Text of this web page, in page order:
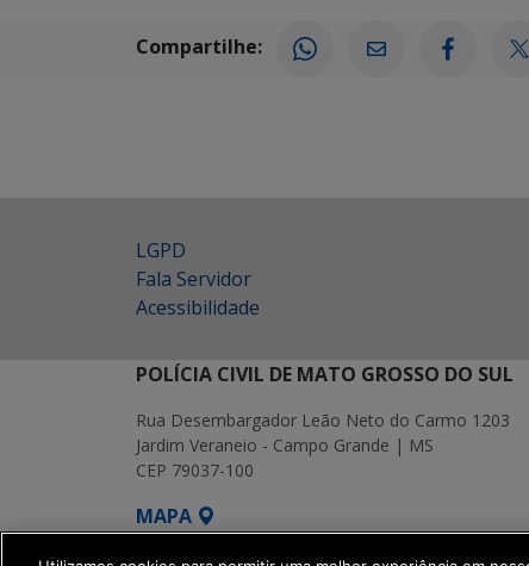
Compartilhe:
LGPD
Fala Servidor
Acessibilidade
POLÍCIA CIVIL DE MATO GROSSO DO SUL
Rua Desembargador Leão Neto do Carmo 1203
Jardim Veraneio - Campo Grande | MS
CEP 79037-100
MAPA
SETDIG | Secretaria-Executiva de